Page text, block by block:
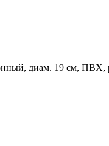
диам. 19 см, ПВХ,